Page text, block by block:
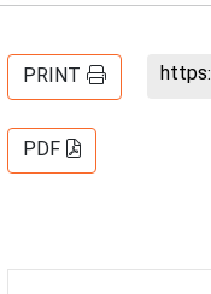
PRINT
PDF